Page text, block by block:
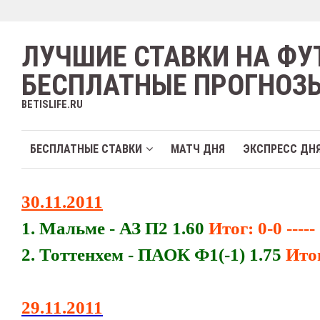
ЛУЧШИЕ СТАВКИ НА
БЕСПЛАТНЫЕ
BETISLIFE.RU
БЕСПЛАТНЫЕ СТАВКИ МАТЧ ДНЯ ЭКСПРЕСС
30.11.2011
1. Мальме - АЗ П2 1.60 Итог: 0-0 -----
2. Тоттенхем - ПАОК Ф1(-1) 1.75
29.11.2011